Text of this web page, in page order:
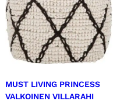
MUST LIVING PRINCESS
VALKOINEN VILLARAHI